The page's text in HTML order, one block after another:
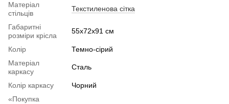
Матеріал
стільців
Текстиленова сітка
Габаритні
розміри крісла
55х72х91 см
Колір
Темно-сірий
Матеріал
каркасу
Сталь
Колір каркасу
Чорний
«Покупка